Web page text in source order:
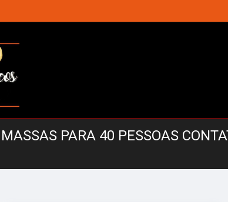
PARA 40 PESSOAS